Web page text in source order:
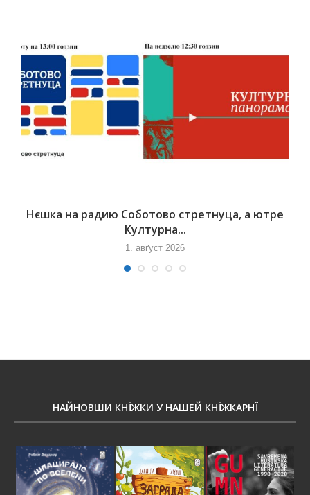
Нєшка на радию Соботово стретнуца, а ютре
Културна...
1. авґуст 2026
НАЙНОВШИ КНЇЖКИ У НАШЕЙ КНЇЖКАРНЇ